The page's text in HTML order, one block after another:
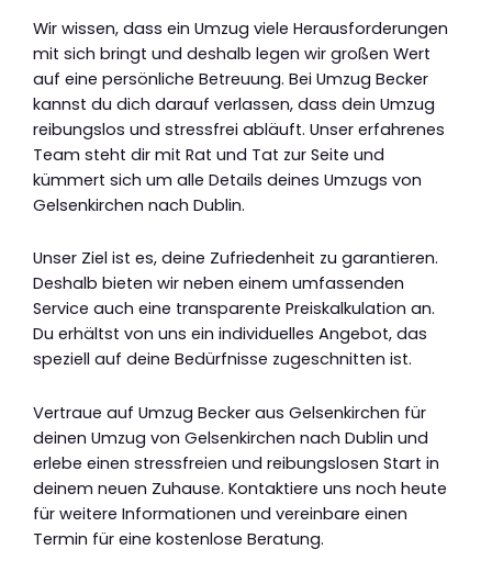
Wir wissen, dass ein Umzug viele Herausforderungen
mit sich bringt und deshalb legen wir großen Wert
auf eine persönliche Betreuung. Bei Umzug Becker
kannst du dich darauf verlassen, dass dein Umzug
reibungslos und stressfrei abläuft. Unser erfahrenes
Team steht dir mit Rat und Tat zur Seite und
kümmert sich um alle Details deines Umzugs von
Gelsenkirchen nach Dublin.
Unser Ziel ist es, deine Zufriedenheit zu garantieren.
Deshalb bieten wir neben einem umfassenden
Service auch eine transparente Preiskalkulation an.
Du erhältst von uns ein individuelles Angebot, das
speziell auf deine Bedürfnisse zugeschnitten ist.
Vertraue auf Umzug Becker aus Gelsenkirchen für
deinen Umzug von Gelsenkirchen nach Dublin und
erlebe einen stressfreien und reibungslosen Start in
deinem neuen Zuhause. Kontaktiere uns noch heute
für weitere Informationen und vereinbare einen
Termin für eine kostenlose Beratung.